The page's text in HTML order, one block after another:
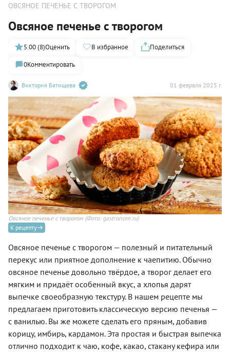
ОВСЯНОЕ ПЕЧЕНЬЕ С ТВОРОГОМ
Овсяное печенье с творогом
Виктория Батищева 01 февраля 2025 г.
5.00 (8)Оценить В избранное
Поделиться
0Комментировать
Овсяное печенье с творогом (Фото: gastronom.ru)
К рецепту
Овсяное печенье с творогом — полезный и питательный
перекус или приятное дополнение к чаепитию. Обычно
овсяное печенье довольно твёрдое, а творог делает его
мягким и придаёт особенный вкус, а хлопья дарят
выпечке своеобразную текстуру. В нашем рецепте мы
предлагаем приготовить классическую версию печенья —
с ванилью. Вы же можете сделать его пряным, добавив
корицу, имбирь, кардамон. Эта простая и быстрая выпечка
отлично подходит к чаю, кофе, какао, стакану кефира или